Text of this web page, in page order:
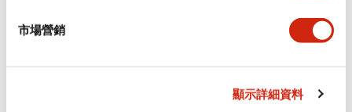
市場營銷
顯示詳細資料